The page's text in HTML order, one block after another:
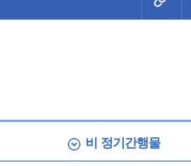
비 정기간행물